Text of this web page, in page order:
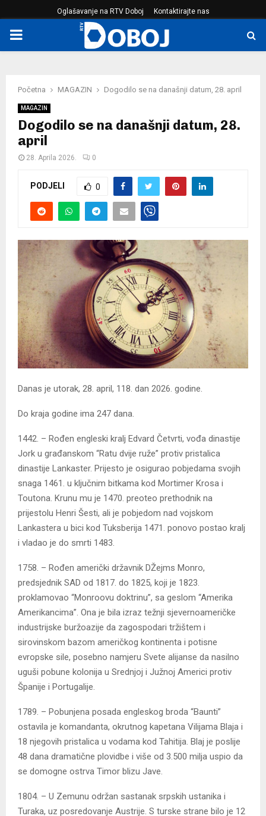
Oglašavanje na RTV Doboj Kontaktirajte nas
PRIMARY
Početna MAGAZIN Dogodilo se na današnji datum, 28. april
MAGAZIN
Dogodilo se na današnji datum, 28.
april
28. Aprila 2026. 0
PODJELI 0
Danas je utorak, 28. april, 118. dan 2026. godine.
Do kraja godine ima 247 dana.
1442. – Rođen engleski kralj Edvard Četvrti, vođa dinastije
Jork u građanskom “Ratu dvije ruže” protiv pristalica
dinastije Lankaster. Prijesto je osigurao pobjedama svojih
snaga 1461. u ključnim bitkama kod Mortimer Krosa i
Toutona. Krunu mu je 1470. preoteo prethodnik na
prijestolu Henri Šesti, ali je pobjedom nad vojskom
Lankastera u bici kod Tuksberija 1471. ponovo postao kralj
i vladao je do smrti 1483.
1758. – Rođen američki državnik DŽejms Monro,
predsjednik SAD od 1817. do 1825, koji je 1823.
proklamovao “Monroovu doktrinu”, sa geslom “Amerika
Amerikancima”. Ona je bila izraz težnji sjevernoameričke
industrijske buržoazije da zagospodari tržištem i
sirovinskom bazom američkog kontinenta i potisne
evropske sile, posebno namjeru Svete alijanse da nasilno
uguši pobune kolonija u Srednjoj i Južnoj Americi protiv
Španije i Portugalije.
1789. – Pobunjena posada engleskog broda “Baunti”
ostavila je komandanta, okrutnog kapetana Vilijama Blaja i
18 njegovih pristalica u vodama kod Tahitija. Blaj je poslije
48 dana dramatične plovidbe i više od 3.500 milja uspio da
se domogne ostrva Timor blizu Jave.
1804. – U Zemunu održan sastanak srpskih ustanika i
Turaka, uz posredovanje Austrije. S turske strane bilo je 12